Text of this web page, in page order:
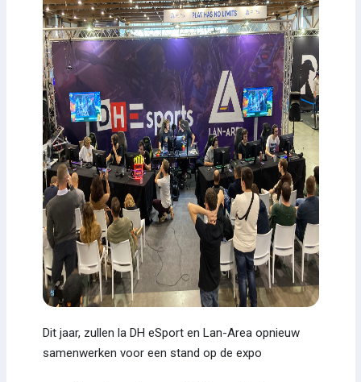
Dit jaar, zullen la DH eSport en Lan-Area opnieuw
samenwerken voor een stand op de expo